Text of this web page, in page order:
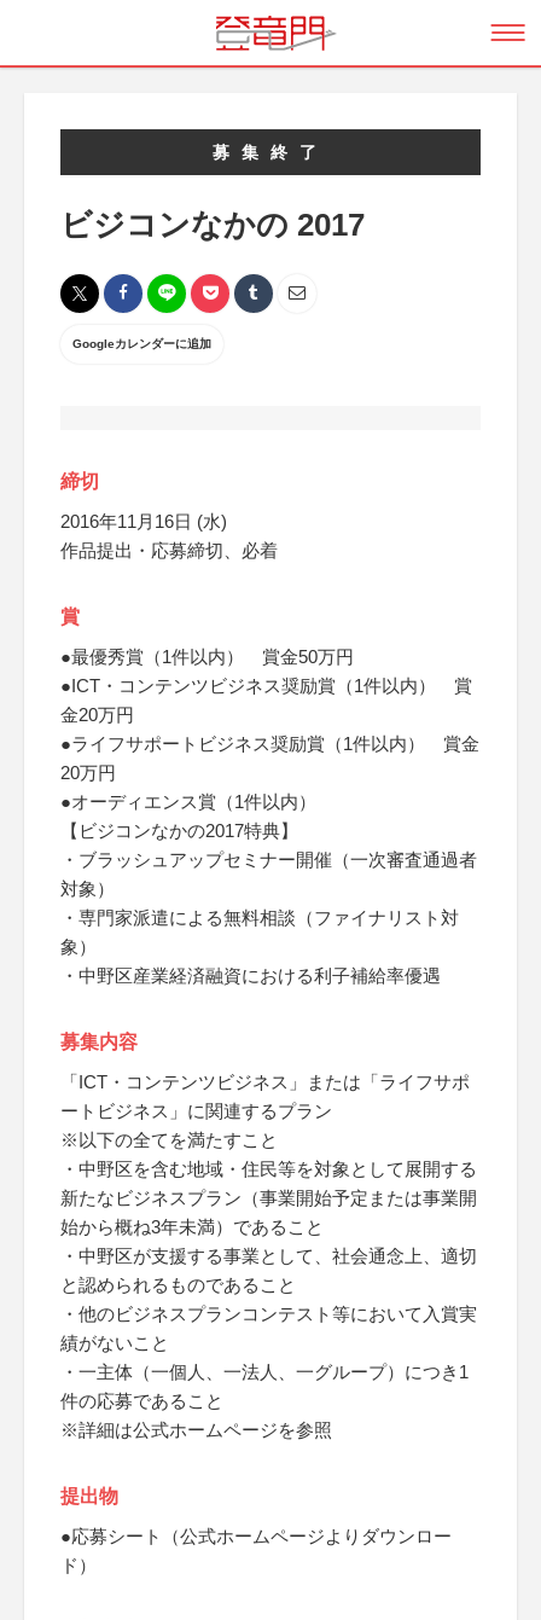
募集終了
ビジコンなかの 2017
Googleカレンダーに追加
締切
2016年11月16日 (水)
作品提出・応募締切、必着
賞
●最優秀賞（1件以内） 賞金50万円
●ICT・コンテンツビジネス奨励賞（1件以内） 賞
金20万円
●ライフサポートビジネス奨励賞（1件以内） 賞金
20万円
●オーディエンス賞（1件以内）
【ビジコンなかの2017特典】
・ブラッシュアップセミナー開催（一次審査通過者
対象）
・専門家派遣による無料相談（ファイナリスト対
象）
・中野区産業経済融資における利子補給率優遇
募集内容
「ICT・コンテンツビジネス」または「ライフサポ
ートビジネス」に関連するプラン
※以下の全てを満たすこと
・中野区を含む地域・住民等を対象として展開する
新たなビジネスプラン（事業開始予定または事業開
始から概ね3年未満）であること
・中野区が支援する事業として、社会通念上、適切
と認められるものであること
・他のビジネスプランコンテスト等において入賞実
績がないこと
・一主体（一個人、一法人、一グループ）につき1
件の応募であること
※詳細は公式ホームページを参照
提出物
●応募シート（公式ホームページよりダウンロー
ド）